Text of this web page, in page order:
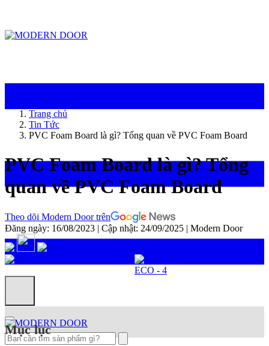
Trang chủ
Tin Tức
PVC Foam Board là gì? Tổng quan về PVC Foam Board
PVC Foam Board là gì? Tổng
quan về PVC Foam Board
Theo dõi Modern Door trên
Đăng ngày: 16/08/2023 | Cập nhật: 24/09/2025 | Modern Door
Mục lục